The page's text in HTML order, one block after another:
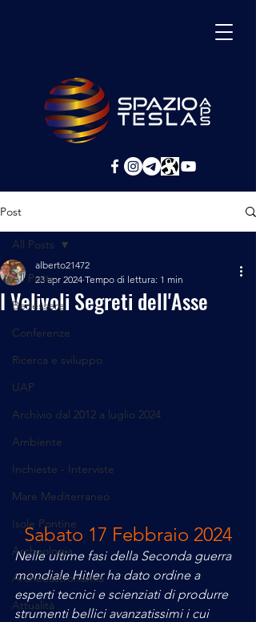
Post
All Posts
Benessere
Conferenze
Ricerca e sviluppo
UAP
Archivio dal 2012 a luglio 2024
Ambiente
Inchieste - Interviste
Mare Mediterraneo
Isole Pontine
Archeologia
Archeoastronomia
Attualità
All Posts
I Velivoli Segreti dell'Asse
alberto21472
23 apr 2024 Tempo di lettura: 1 min
Sabato 17 Febbraio 2024
Nelle ultime fasi della Seconda guerra
mondiale Hitler ha dato ordine a
esperti tecnici e scienziati di produrre
strumenti bellici avanzatissimi i cui